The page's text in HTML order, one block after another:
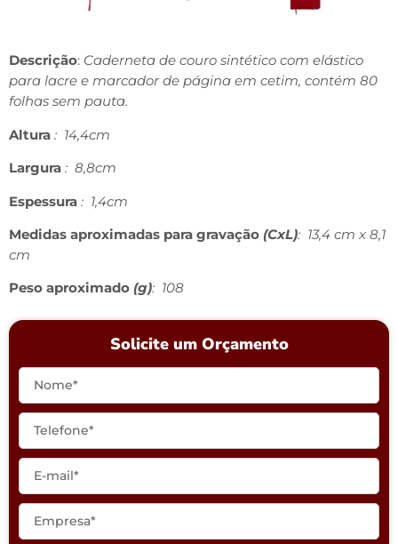
Descrição: Caderneta de couro sintético com elástico
para lacre e marcador de página em cetim, contém 80
folhas sem pauta.
Altura : 14,4cm
Largura : 8,8cm
Espessura : 1,4cm
Medidas aproximadas para gravação (CxL): 13,4 cm x 8,1
cm
Peso aproximado (g): 108
Solicite um Orçamento